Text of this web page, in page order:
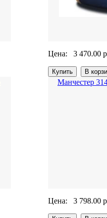
Цена: 3 470.00
Манчестер
Цена: 3 798.00